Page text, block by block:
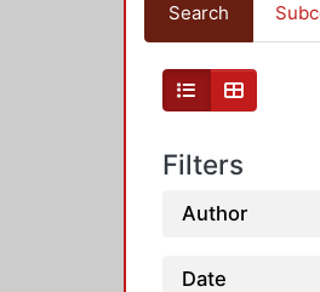
Search
Filters
Author
Date